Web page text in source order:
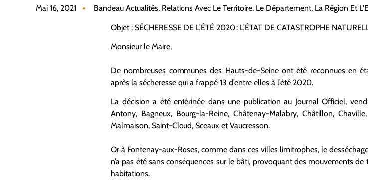
Mai 16, 2021 Bandeau Actualités, Relations Avec Le Territoire, Le Département, La Région Et
Objet : SÉCHERESSE DE L’ÉTÉ 2020 : L’ÉTAT DE CATASTROPHE
Monsieur le Maire,
De nombreuses communes des Hauts-de-Seine ont été reconnues en
après la sécheresse qui a frappé 13 d’entre elles à l’été 2020.
La décision a été entérinée dans une publication au Journal Officiel,
Antony, Bagneux, Bourg-la-Reine, Châtenay-Malabry, Châtillon,
Malmaison, Saint-Cloud, Sceaux et Vaucresson.
Or à Fontenay-aux-Roses, comme dans ces villes limitrophes, le
n’a pas été sans conséquences sur le bâti, provoquant des mouvements
habitations.